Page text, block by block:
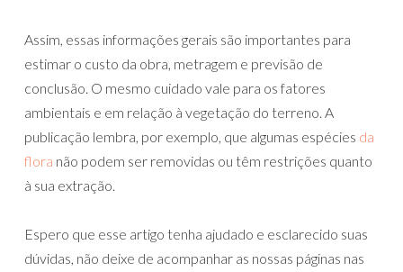
Assim, essas informações gerais são importantes para
estimar o custo da obra, metragem e previsão de
conclusão. O mesmo cuidado vale para os fatores
ambientais e em relação à vegetação do terreno. A
publicação lembra, por exemplo, que algumas espécies da
flora não podem ser removidas ou têm restrições quanto
à sua extração.
Espero que esse artigo tenha ajudado e esclarecido suas
dúvidas, não deixe de acompanhar as nossas páginas nas